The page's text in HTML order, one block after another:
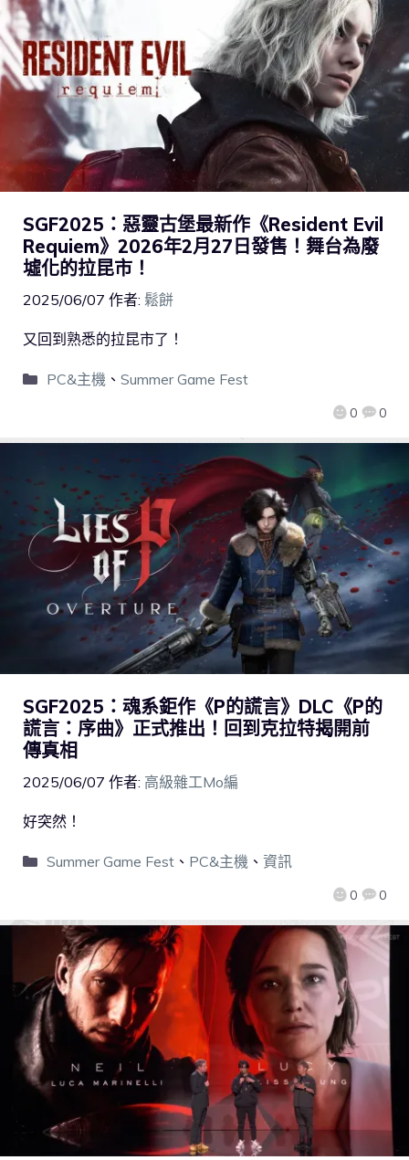
SGF2025：惡靈古堡最新作《Resident Evil
Requiem》2026年2月27日發售！舞台為廢
墟化的拉昆市！
2025/06/07 作者: 鬆餅
0 0
又回到熟悉的拉昆市了！
PC&主機 、 Summer Game Fest
SGF2025：魂系鉅作《P的謊言》DLC《P的
謊言：序曲》正式推出！回到克拉特揭開前
傳真相
2025/06/07 作者: 高級雜工Mo編
0 0
好突然！
Summer Game Fest、 PC&主機 、 資訊